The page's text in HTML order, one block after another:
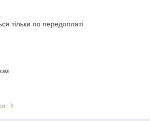
тільки по передоплаті.